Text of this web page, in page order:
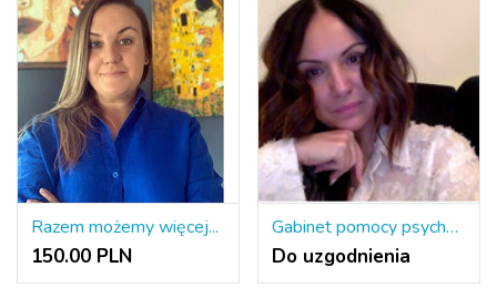
Razem możemy więcej...
150.00 PLN
Gabinet pomocy psychologicznej i psychoterapii
Do uzgodnienia